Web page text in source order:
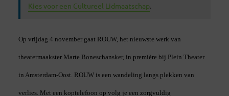
Kies voor een Cultureel Lidmaatschap.
Op vrijdag 4 november gaat ROUW, het nieuwste werk van
theatermaakster Marte Boneschansker, in première bij Plein Theater
in Amsterdam-Oost. ROUW is een wandeling langs plekken van
verlies. Met een koptelefoon op volg je een zorgvuldig